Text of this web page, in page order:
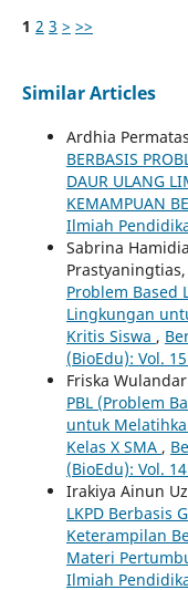
1 2 3 > >>
Similar Articles
Ardhia
BERBASIS
DAUR ULANG
KEMAMPUAN
Ilmiah
Sabrina
Prastyaningtias,
Problem Based
Lingkungan
Kritis Siswa ,
(BioEdu): Vol.
Friska
PBL (Problem
untuk
Kelas X SMA ,
(BioEdu): Vol.
Irakiya Ainun
LKPD Berbasis
Keterampilan
Materi
Ilmiah